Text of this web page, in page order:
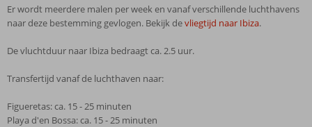
Er wordt meerdere malen per week en vanaf verschillende luchthavens
naar deze bestemming gevlogen. Bekijk devliegtijd naar Ibiza.
De vluchtduur naar Ibiza bedraagt ca. 2.5 uur.
Transfertijd vanaf de luchthaven naar:
Figueretas: ca. 15 - 25 minuten
Playa d'en Bossa: ca. 15 - 25 minuten